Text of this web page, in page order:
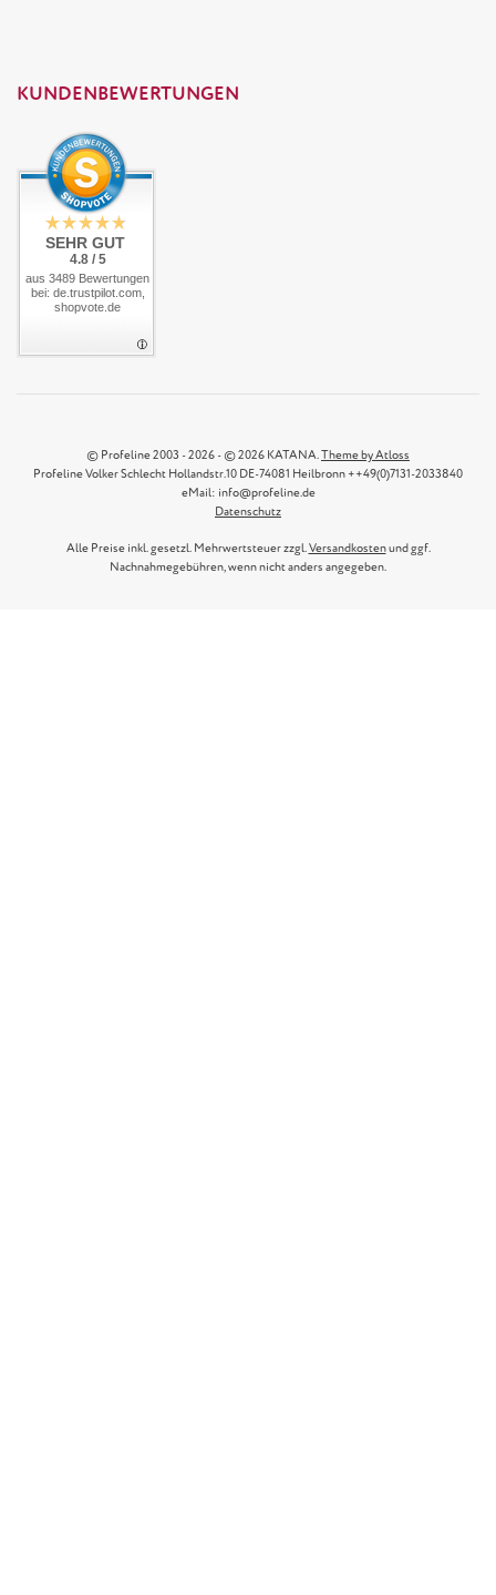
KUNDENBEWERTUNGEN
SEHR GUT
4.8 / 5
aus 3489 Bewertungen
bei: de.trustpilot.com,
shopvote.de
© Profeline 2003 - 2026 - © 2026 KATANA.Theme by Atloss
Profeline Volker Schlecht Hollandstr.10 DE-74081 Heilbronn ++49(0)7131-2033840
eMail: info@profeline.de
Datenschutz
Alle Preise inkl. gesetzl. Mehrwertsteuer zzgl.Versandkostenund ggf.
Nachnahmegebühren, wenn nicht anders angegeben.